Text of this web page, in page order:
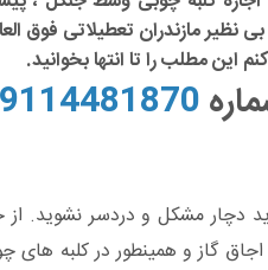
مازندران تعطیلاتی فوق
این مطلب را تا انتها بخوانید.
مشکل و دردسر نشوید. از
گاز و همینطور در کلبه های